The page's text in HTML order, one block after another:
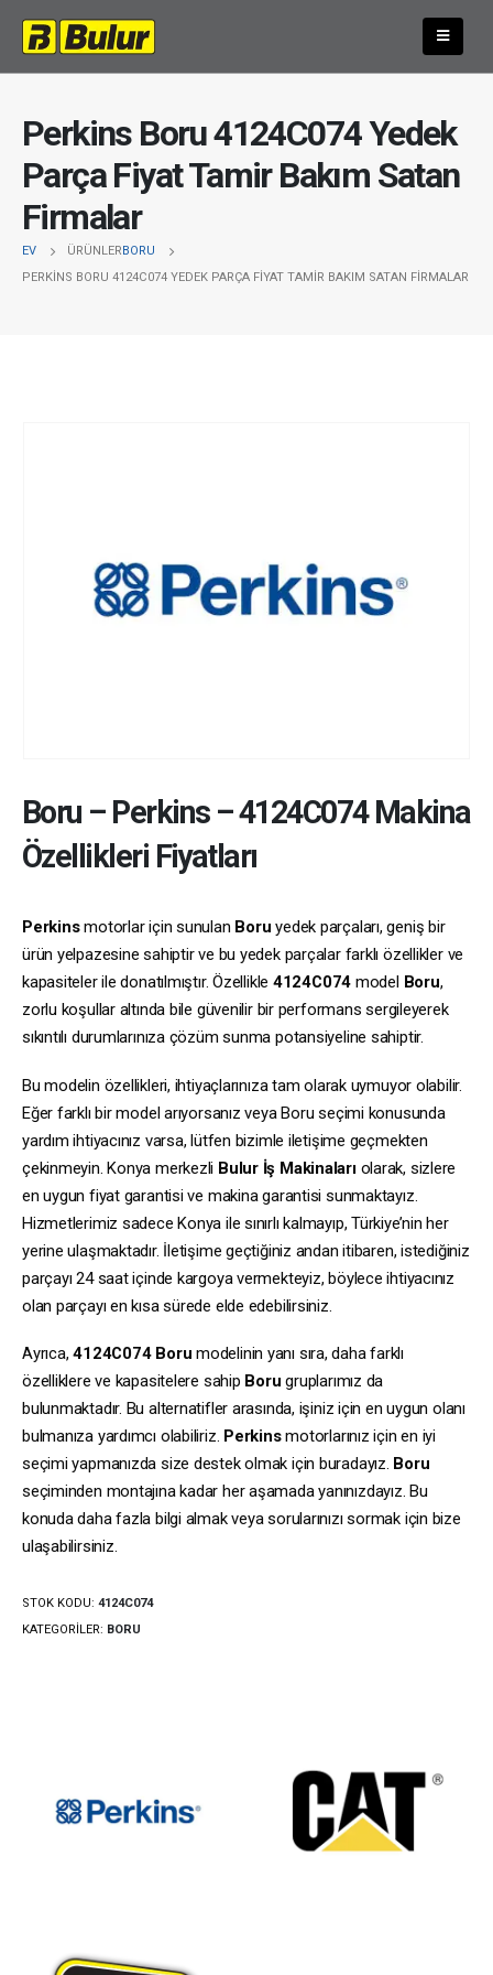
Perkins Boru 4124C074 Yedek
Parça Fiyat Tamir Bakım Satan
Firmalar
EV ÜRÜNLERBORU
PERKINS BORU 4124C074 YEDEK PARÇA FIYAT TAMIR BAKIM SATAN FIRMALAR
Boru – Perkins–4124C074Makina
Özellikleri Fiyatları
Perkinsmotorlar için sunulan Boru yedek parçaları, geniş bir
ürün yelpazesine sahiptir ve bu yedek parçalar farklı özellikler ve
kapasiteler ile donatılmıştır. Özellikle 4124C074 model Boru,
zorlu koşullar altında bile güvenilir bir performans sergileyerek
sıkıntılı durumlarınıza çözüm sunma potansiyeline sahiptir.
Bu modelin özellikleri, ihtiyaçlarınıza tam olarak uymuyor olabilir.
Eğer farklı bir model arıyorsanız veya Boru seçimi konusunda
yardım ihtiyacınız varsa, lütfen bizimle iletişime geçmekten
çekinmeyin. Konya merkezli Bulur İş Makinalarıolarak, sizlere
en uygun fiyat garantisi ve makina garantisi sunmaktayız.
Hizmetlerimiz sadece Konya ile sınırlı kalmayıp, Türkiye’nin her
yerine ulaşmaktadır. İletişime geçtiğiniz andan itibaren, istediğiniz
parçayı 24 saat içinde kargoya vermekteyiz, böylece ihtiyacınız
olan parçayı en kısa sürede elde edebilirsiniz.
Ayrıca,4124C074 Boru modelinin yanı sıra, daha farklı
özelliklere ve kapasitelere sahip Boru gruplarımız da
bulunmaktadır. Bu alternatifler arasında, işiniz için en uygun olanı
bulmanıza yardımcı olabiliriz. Perkinsmotorlarınız için en iyi
seçimi yapmanızda size destek olmak için buradayız. Boru
seçiminden montajına kadar her aşamada yanınızdayız. Bu
konuda daha fazla bilgi almak veya sorularınızı sormak için bize
ulaşabilirsiniz.
STOK KODU: 4124C074
KATEGORILER: BORU